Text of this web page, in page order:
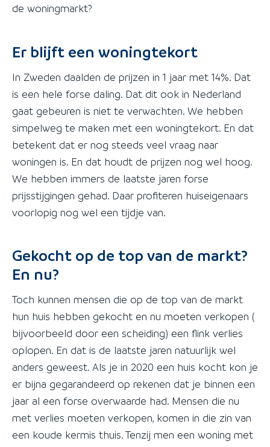
de woningmarkt?
Er blijft een woningtekort
In Zweden daalden de prijzen in 1 jaar met 14%. Dat
is een hele forse daling. Dat dit ook in Nederland
gaat gebeuren is niet te verwachten. We hebben
simpelweg te maken met een woningtekort. En dat
betekent dat er nog steeds veel vraag naar
woningen is. En dat houdt de prijzen nog wel hoog.
We hebben immers de laatste jaren forse
prijsstijgingen gehad. Daar profiteren huiseigenaars
voorlopig nog wel een tijdje van.
Gekocht op de top van de markt?
En nu?
Toch kunnen mensen die op de top van de markt
hun huis hebben gekocht en nu moeten verkopen (
bijvoorbeeld door een scheiding) een flink verlies
oplopen. En dat is de laatste jaren natuurlijk wel
anders geweest. Als je in 2020 een huis kocht kon je
er bijna gegarandeerd op rekenen dat je binnen een
jaar al een forse overwaarde had. Mensen die nu
met verlies moeten verkopen, komen in die zin van
een koude kermis thuis. Tenzij men een woning met